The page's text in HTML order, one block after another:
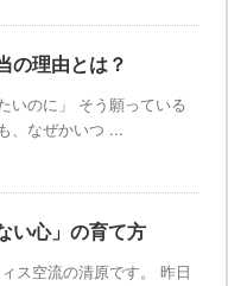
の理由とは？
いのに」 そう願っている
、なぜかいつ ...
い心」の育て方
ス空流の清原です。 昨日